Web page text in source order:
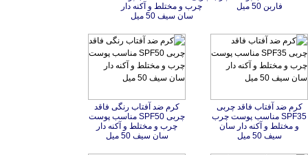
فاربن 50 میل
سان سیف 50 میل
کرم ضد آفتاب فاقد چربی
SPF35 مناسب پوست چرب
و مختلط و آکنه دار سان
سیف 50 میل
کرم ضد آفتاب رنگی فاقد
چربی SPF50 مناسب پوست
چرب و مختلط و آکنه دار
سان سیف 50 میل